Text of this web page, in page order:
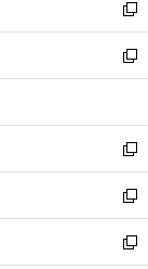
く
で
開
く
ド
ウ
で
開
ィ
ン
ド
ウ
開
く
い
ウ
ィ
ン
ウ
で
開
く
新
し
い
ウ
ン
ド
ウ
で
開
く
新
し
ウ
ィ
ン
ド
ウ
で
開
新
し
い
ウ
ィ
新
し
い
新